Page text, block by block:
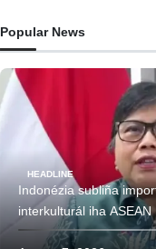
Popular News
HEADLINE
Indonézia subliña
interkulturál iha ASEAN